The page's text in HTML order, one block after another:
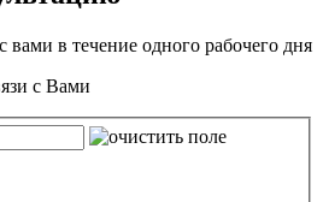
в течение одного рабочего дня
с Вами